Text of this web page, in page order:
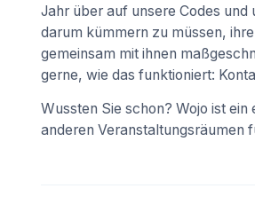
Jahr über auf unsere Codes
darum kümmern zu müssen,
gemeinsam mit ihnen
gerne, wie das funktioniert:
Wussten Sie schon? Wojo ist
anderen Veranstaltungsräumen